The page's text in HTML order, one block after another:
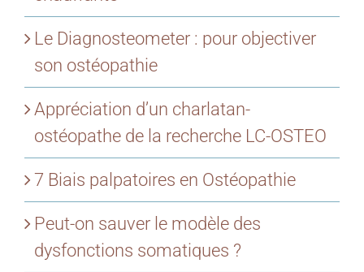
Le Diagnosteometer : pour objectiver
son ostéopathie
Appréciation d’un charlatan-
ostéopathe de la recherche LC-OSTEO
7 Biais palpatoires en Ostéopathie
Peut-on sauver le modèle des
dysfonctions somatiques ?